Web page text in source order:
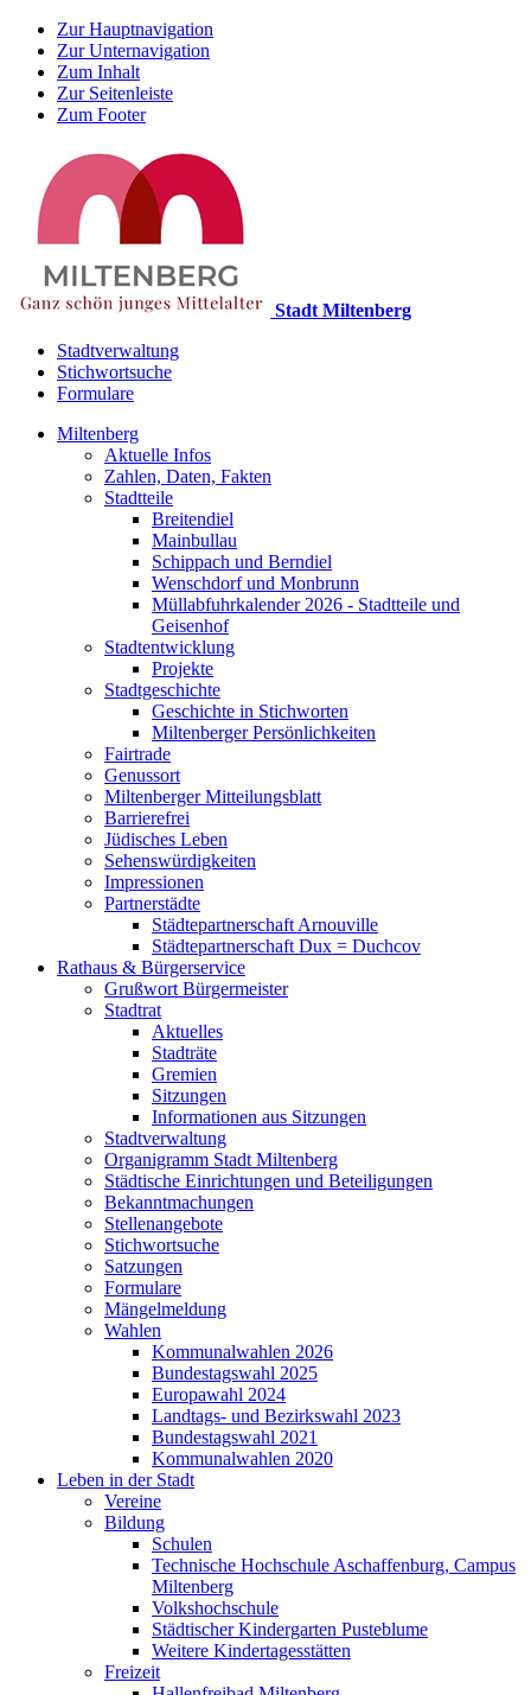
Zur Hauptnavigation
Zur Unternavigation
Zum Inhalt
Zur Seitenleiste
Zum Footer
Stadt Miltenberg
Stadtverwaltung
Stichwortsuche
Formulare
Miltenberg
Aktuelle Infos
Zahlen, Daten, Fakten
Stadtteile
Breitendiel
Mainbullau
Schippach und Berndiel
Wenschdorf und Monbrunn
Müllabfuhrkalender 2026 - Stadtteile und
Geisenhof
Stadtentwicklung
Projekte
Stadtgeschichte
Geschichte in Stichworten
Miltenberger Persönlichkeiten
Fairtrade
Genussort
Miltenberger Mitteilungsblatt
Barrierefrei
Jüdisches Leben
Sehenswürdigkeiten
Impressionen
Partnerstädte
Städtepartnerschaft Arnouville
Städtepartnerschaft Dux = Duchcov
Rathaus & Bürgerservice
Grußwort Bürgermeister
Stadtrat
Aktuelles
Stadträte
Gremien
Sitzungen
Informationen aus Sitzungen
Stadtverwaltung
Organigramm Stadt Miltenberg
Städtische Einrichtungen und Beteiligungen
Bekanntmachungen
Stellenangebote
Stichwortsuche
Satzungen
Formulare
Mängelmeldung
Wahlen
Kommunalwahlen 2026
Bundestagswahl 2025
Europawahl 2024
Landtags- und Bezirkswahl 2023
Bundestagswahl 2021
Kommunalwahlen 2020
Leben in der Stadt
Vereine
Bildung
Schulen
Technische Hochschule Aschaffenburg, Campus
Miltenberg
Volkshochschule
Städtischer Kindergarten Pusteblume
Weitere Kindertagesstätten
Freizeit